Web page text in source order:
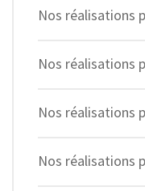
Nos réalisations
Nos réalisations
Nos réalisations
Nos réalisations